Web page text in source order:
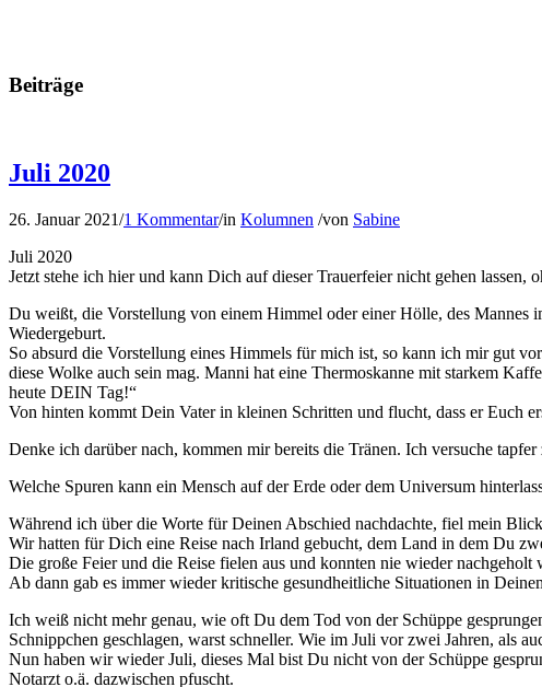
Beiträge
Juli 2020
26. Januar 2021/1 Kommentar/in Kolumnen /von Sabine
Juli 2020
Jetzt stehe ich hier und kann Dich auf dieser Trauerfeier nicht gehen
Du weißt, die Vorstellung von einem Himmel oder einer Hölle, des Mannes
Wiedergeburt.
So absurd die Vorstellung eines Himmels für mich ist, so kann ich mir gut
diese Wolke auch sein mag. Manni hat eine Thermoskanne mit starkem
heute DEIN Tag!“
Von hinten kommt Dein Vater in kleinen Schritten und flucht, dass er Euch
Denke ich darüber nach, kommen mir bereits die Tränen. Ich versuche
Welche Spuren kann ein Mensch auf der Erde oder dem Universum
Während ich über die Worte für Deinen Abschied nachdachte, fiel mein
Wir hatten für Dich eine Reise nach Irland gebucht, dem Land in dem Du
Die große Feier und die Reise fielen aus und konnten nie wieder nachgeholt
Ab dann gab es immer wieder kritische gesundheitliche Situationen in
Ich weiß nicht mehr genau, wie oft Du dem Tod von der Schüppe
Schnippchen geschlagen, warst schneller. Wie im Juli vor zwei Jahren, als
Nun haben wir wieder Juli, dieses Mal bist Du nicht von der Schüppe
Notarzt o.ä. dazwischen pfuscht.